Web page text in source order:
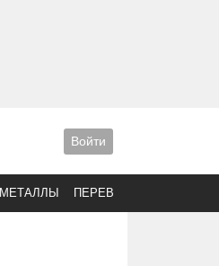
Войти
МЕТАЛЛЫ ПЕРЕВОДЫ